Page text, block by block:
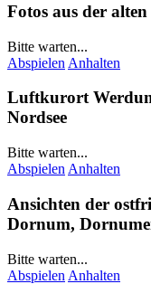
Fotos aus der
Bitte warten...
Abspielen Anhalten
Luftkurort
Nordsee
Bitte warten...
Abspielen Anhalten
Ansichten der
Dornum,
Bitte warten...
Abspielen Anhalten